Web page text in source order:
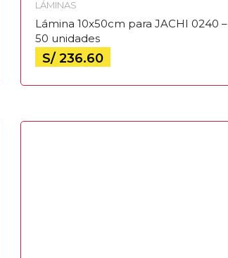
LÁMINAS
Lámina 10x50cm para JACHI 0240 –
50 unidades
S/ 236.60